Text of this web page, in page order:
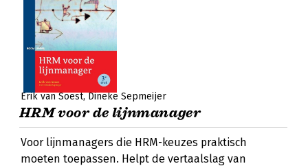
Erik van Soest Dineke Sepmeijer
HRM voor de lijnmanager
Voor lijnmanagers die HRM-keuzes praktisch
moeten toepassen. Helpt de vertaalslag van